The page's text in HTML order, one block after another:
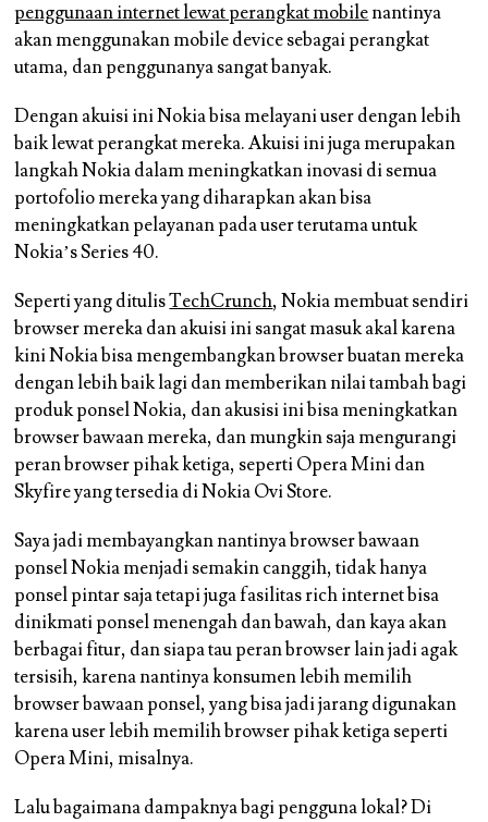
penggunaan internet lewat perangkat mobilenantinya
akan menggunakan mobile device sebagai perangkat
utama, dan penggunanya sangat banyak.
Dengan akuisi ini Nokia bisa melayani user dengan lebih
baik lewat perangkat mereka. Akuisi ini juga merupakan
langkah Nokia dalam meningkatkan inovasi di semua
portofolio mereka yang diharapkan akan bisa
meningkatkan pelayanan pada user terutama untuk
Nokia’s Series 40.
Seperti yang ditulisTechCrunch, Nokia membuat sendiri
browser mereka dan akuisi ini sangat masuk akal karena
kini Nokia bisa mengembangkan browser buatan mereka
dengan lebih baik lagi dan memberikan nilai tambah bagi
produk ponsel Nokia, dan akusisi ini bisa meningkatkan
browser bawaan mereka, dan mungkin saja mengurangi
peran browser pihak ketiga, seperti Opera Mini dan
Skyfire yang tersedia di Nokia Ovi Store.
Saya jadi membayangkan nantinya browser bawaan
ponsel Nokia menjadi semakin canggih, tidak hanya
ponsel pintar saja tetapi juga fasilitas rich internet bisa
dinikmati ponsel menengah dan bawah, dan kaya akan
berbagai fitur, dan siapa tau peran browser lain jadi agak
tersisih, karena nantinya konsumen lebih memilih
browser bawaan ponsel, yang bisa jadi jarang digunakan
karena user lebih memilih browser pihak ketiga seperti
Opera Mini, misalnya.
Lalu bagaimana dampaknya bagi pengguna lokal? Di